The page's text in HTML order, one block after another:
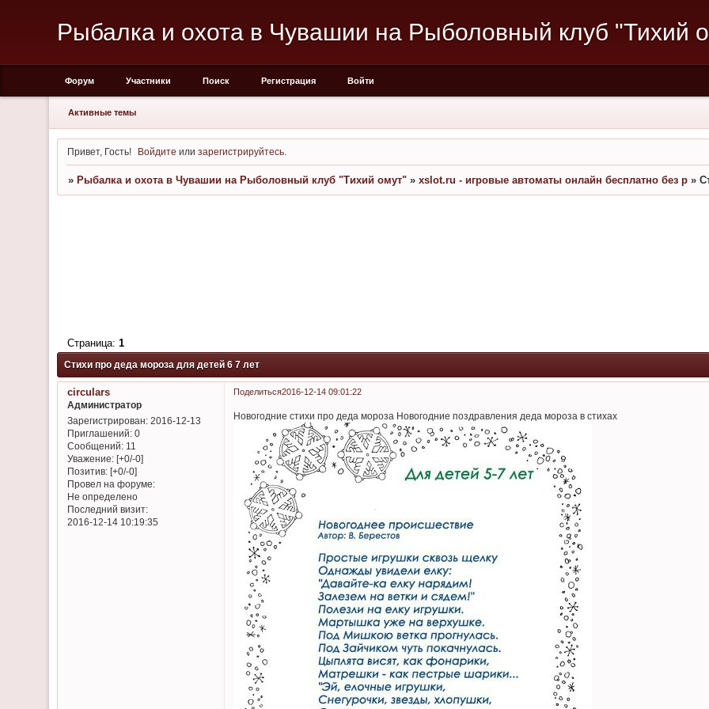
Рыбалка и охота в Чувашии на Рыболовный клуб "Тихий
Форум Участники Поиск Регистрация Войти
Активные темы
Привет, Гость! Войдите илизарегистрируйтесь
» Рыбалка и охота в Чувашии на Рыболовный клуб "Тихий омут" » xslot.ru - игровые автоматы онлайн бесплатно без р »
Стихи про деда мороза для детей 6 7 лет
Страница: 1
Поделиться2016-12-14 09:01:22
circulars
Администратор
Зарегистрирован: 2016-12-13
Приглашений:0
Сообщений:11
Уважение: [+0/-0]
Позитив: [+0/-0]
Провел на форуме:
Не определено
Последний визит:
2016-12-14 10:19:35
Новогодние стихи про деда мороза Новогодние поздравления деда мороза в стихах